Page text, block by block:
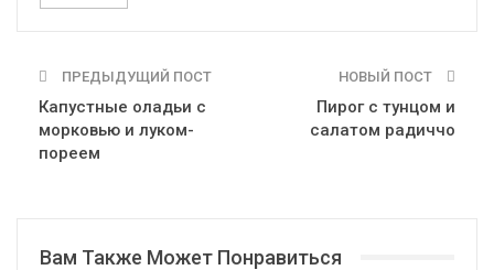
ПРЕДЫДУЩИЙ ПОСТ
Капустные оладьи с
морковью и луком-
пореем
НОВЫЙ ПОСТ
Пирог с тунцом и
салатом радиччо
Вам Также Может Понравиться